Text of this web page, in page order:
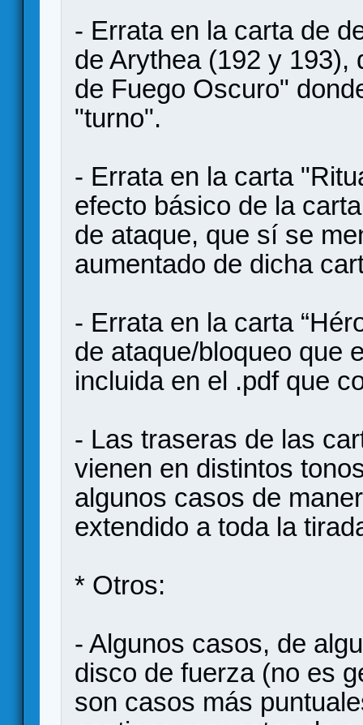
- Errata en la carta de
de Arythea (192 y 193),
de Fuego Oscuro"
"turno".
- Errata en la carta
efecto básico de la
de ataque, que sí se
aumentado de dicha
- Errata en la carta
de ataque/bloqueo que
incluida en el .pdf que
- Las traseras de las
vienen en distintos
algunos casos de
extendido a toda la
* Otros:
- Algunos casos, de
disco de fuerza (no es
son casos más